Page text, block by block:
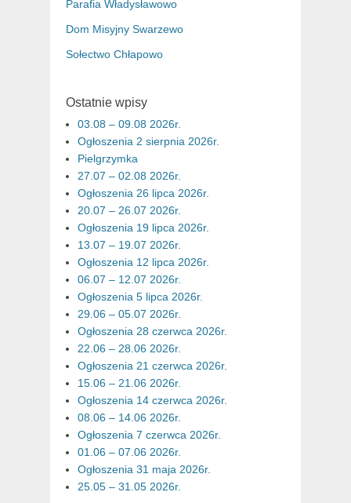
Parafia Władysławowo
Dom Misyjny Swarzewo
Sołectwo Chłapowo
Ostatnie wpisy
03.08 – 09.08 2026r.
Ogłoszenia 2 sierpnia 2026r.
Pielgrzymka
27.07 – 02.08 2026r.
Ogłoszenia 26 lipca 2026r.
20.07 – 26.07 2026r.
Ogłoszenia 19 lipca 2026r.
13.07 – 19.07 2026r.
Ogłoszenia 12 lipca 2026r.
06.07 – 12.07 2026r.
Ogłoszenia 5 lipca 2026r.
29.06 – 05.07 2026r.
Ogłoszenia 28 czerwca 2026r.
22.06 – 28.06 2026r.
Ogłoszenia 21 czerwca 2026r.
15.06 – 21.06 2026r.
Ogłoszenia 14 czerwca 2026r.
08.06 – 14.06 2026r.
Ogłoszenia 7 czerwca 2026r.
01.06 – 07.06 2026r.
Ogłoszenia 31 maja 2026r.
25.05 – 31.05 2026r.